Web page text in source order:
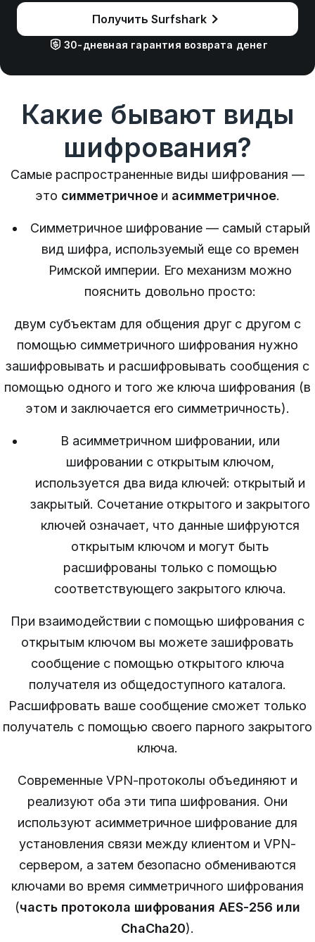
Получить Surfshark
30-дневная гарантия возврата денег
Какие бывают виды
шифрования?
Самые распространенные виды шифрования —
это симметричноеи асимметричное.
Симметричное шифрование — самый старый
вид шифра, используемый еще со времен
Римской империи. Его механизм можно
пояснить довольно просто:
двум субъектам для общения друг с другом с
помощью симметричного шифрования нужно
зашифровывать и расшифровывать сообщения с
помощью одного и того же ключа шифрования (в
этом и заключается его симметричность).
В асимметричном шифровании, или
шифровании с открытым ключом,
используется два вида ключей: открытый и
закрытый. Сочетание открытого и закрытого
ключей означает, что данные шифруются
открытым ключом и могут быть
расшифрованы только с помощью
соответствующего закрытого ключа.
При взаимодействии с помощью шифрования с
открытым ключом вы можете зашифровать
сообщение с помощью открытого ключа
получателя из общедоступного каталога.
Расшифровать ваше сообщение сможет только
получатель с помощью своего парного закрытого
ключа.
Современные VPN-протоколы объединяют и
реализуют оба эти типа шифрования. Они
используют асимметричное шифрование для
установления связи между клиентом и VPN-
сервером, а затем безопасно обмениваются
ключами во время симметричного шифрования
(часть протокола шифрования AES-256 или
ChaCha20).